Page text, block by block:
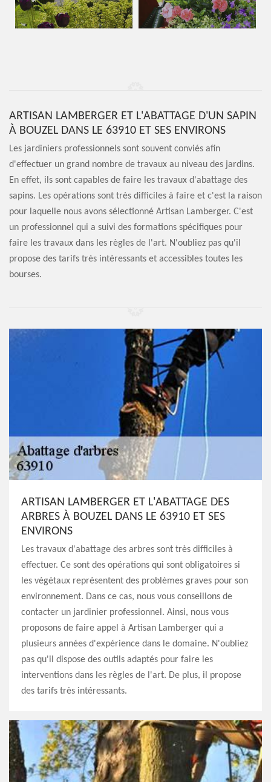
ARTISAN LAMBERGER ET L'ABATTAGE D'UN SAPIN
À BOUZEL DANS LE 63910 ET SES ENVIRONS
Les jardiniers professionnels sont souvent conviés afin
d'effectuer un grand nombre de travaux au niveau des jardins.
En effet, ils sont capables de faire les travaux d'abattage des
sapins. Les opérations sont très difficiles à faire et c'est la raison
pour laquelle nous avons sélectionné Artisan Lamberger. C'est
un professionnel qui a suivi des formations spécifiques pour
faire les travaux dans les règles de l'art. N'oubliez pas qu'il
propose des tarifs très intéressants et accessibles toutes les
bourses.
ARTISAN LAMBERGER ET L'ABATTAGE DES
ARBRES À BOUZEL DANS LE 63910 ET SES
ENVIRONS
Les travaux d'abattage des arbres sont très difficiles à
effectuer. Ce sont des opérations qui sont obligatoires si
les végétaux représentent des problèmes graves pour son
environnement. Dans ce cas, nous vous conseillons de
contacter un jardinier professionnel. Ainsi, nous vous
proposons de faire appel à Artisan Lamberger qui a
plusieurs années d'expérience dans le domaine. N'oubliez
pas qu'il dispose des outils adaptés pour faire les
interventions dans les règles de l'art. De plus, il propose
des tarifs très intéressants.